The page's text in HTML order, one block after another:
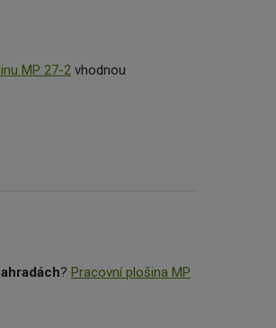
MP 27-2 vhodnou
? Pracovní plošina MP